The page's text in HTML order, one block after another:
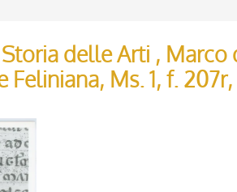
delle Arti , Marco
Ms. 1, f.